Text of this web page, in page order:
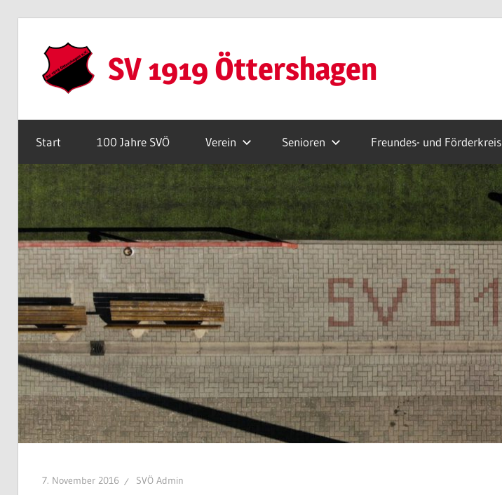
Inhalt
springen
SV 1919 Öttershagen
Start 100 Jahre SVÖ Verein Senioren Freundes- und Förderkreis
7. November 2016 SVÖ Admin